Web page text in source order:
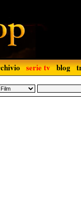
serie tv blog